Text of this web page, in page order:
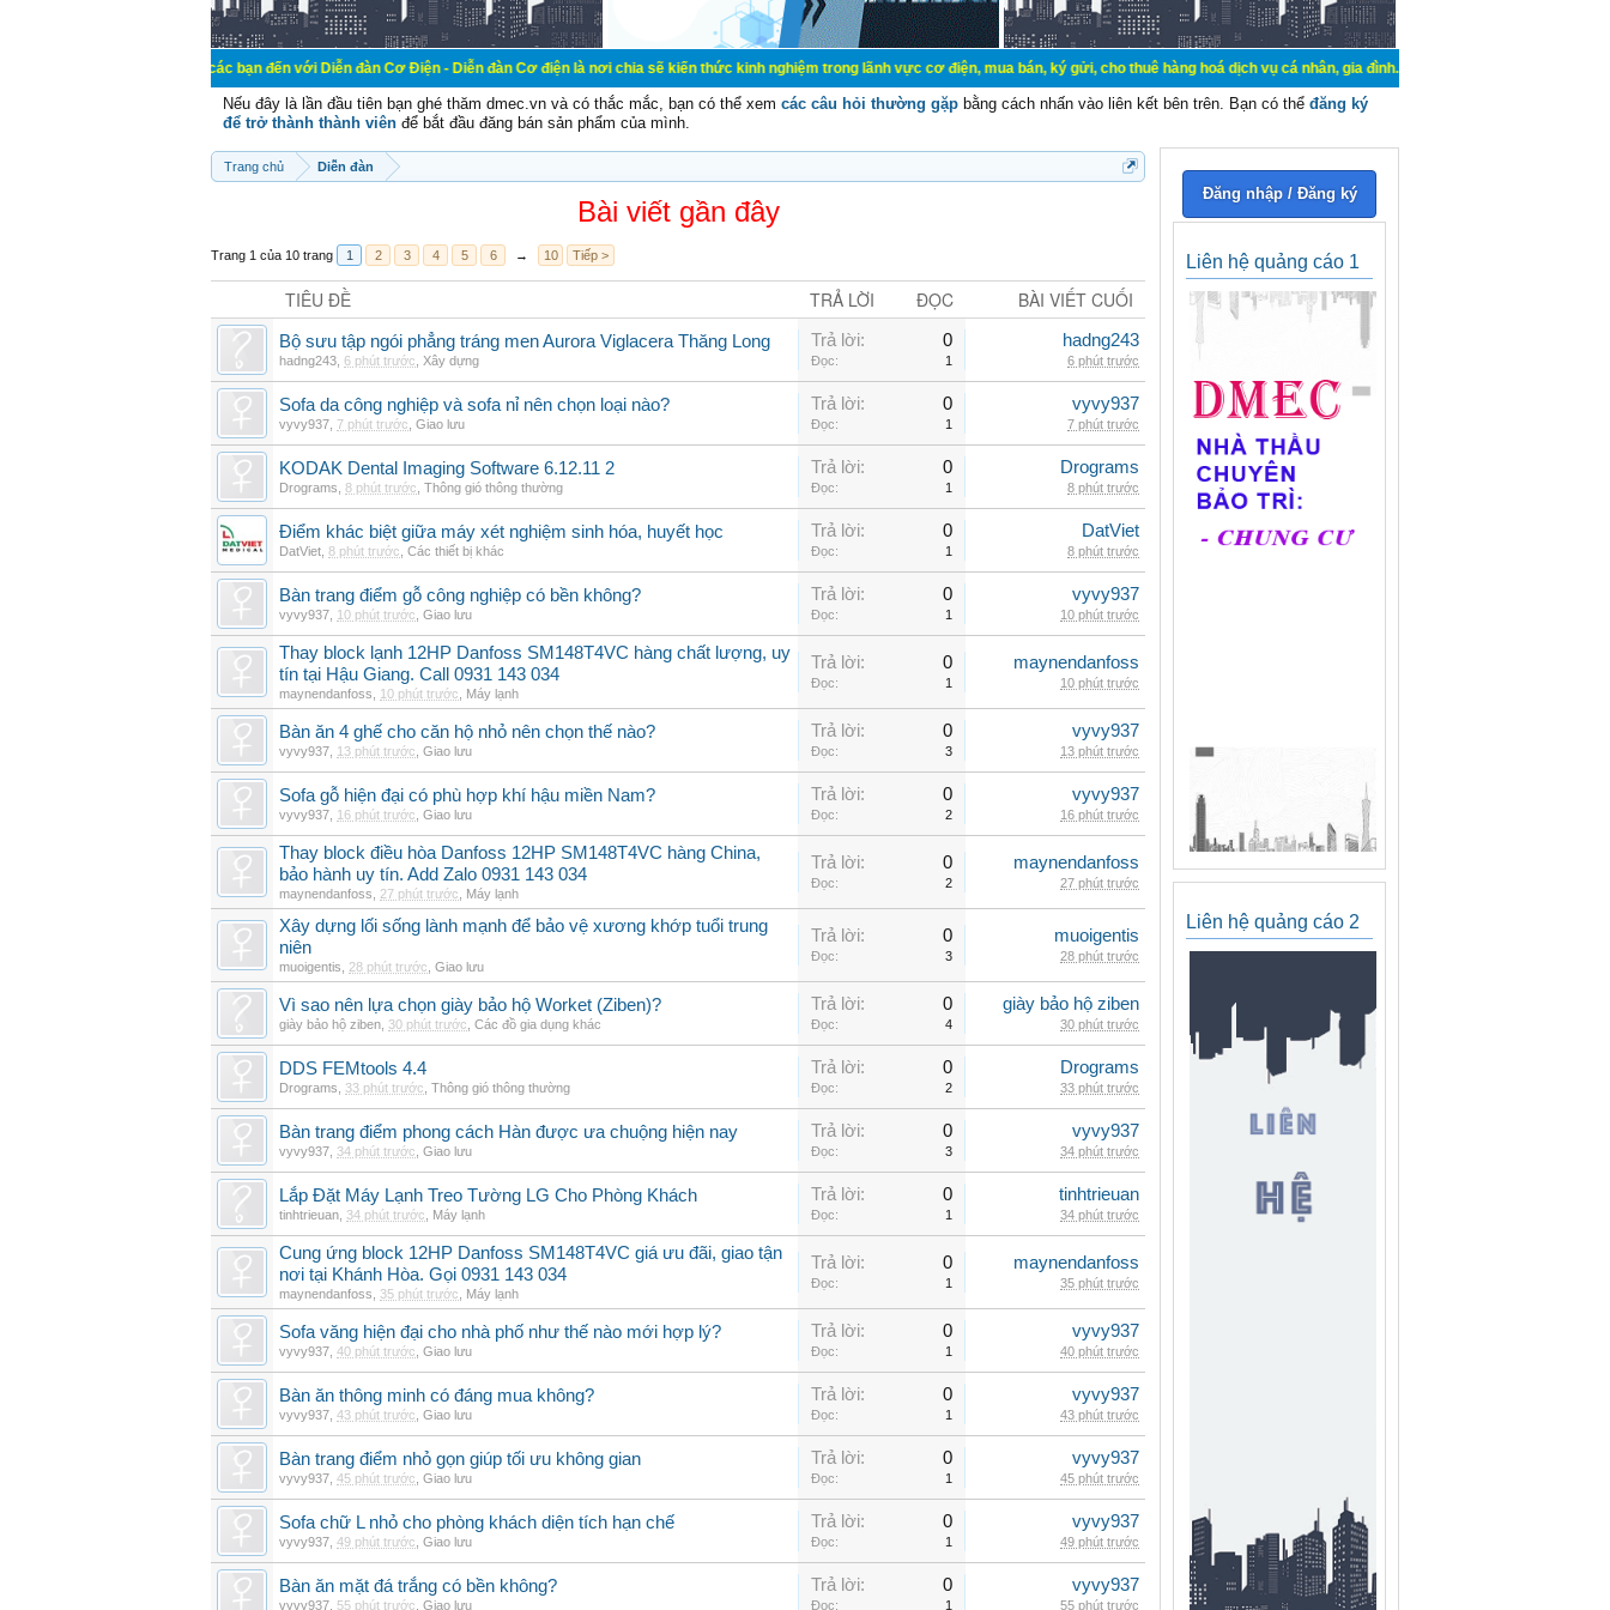
Chào mừng các bạn đến với Diễn đàn Cơ Điện - Diễn đàn Cơ điện là nơi chia sẽ kiến thức kinh nghiệm trong lãnh vực cơ điện, mua bán, ký gửi, cho thuê hàng hoá dịch vụ cá nhân, gia đình. Mua bán, ký gửi, cho thuê thiết bị hệ
Nếu đây là lần đầu tiên bạn ghé thăm dmec.vn và có thắc mắc, bạn có thể xem các câu hỏi thường gặp bằng cách nhấn vào liên kết bên trên. Bạn có thể đăng ký
để trở thành thành viên để bắt đầu đăng bán sản phẩm của mình.
Trang chủ Diễn đàn
Bài viết gần đây
Trang 1 của 10 trang 1 2 3 4 5 6 → 10 Tiếp >
TIÊU ĐỀ TRẢ LỜI ĐỌC BÀI VIẾT CUỐI
Bộ sưu tập ngói phẳng tráng men Aurora Viglacera Thăng Long
hadng243 6 phút trước Xây dựng
Trả lời: 0
Đọc: 1
hadng243
6 phút trước
Sofa da công nghiệp và sofa nỉ nên chọn loại nào?
vyvy937 7 phút trước Giao lưu
Trả lời: 0
Đọc: 1
vyvy937
7 phút trước
KODAK Dental Imaging Software 6.12.11 2
Drograms 8 phút trước Thông gió thông thường
Trả lời: 0
Đọc: 1
Drograms
8 phút trước
Điểm khác biệt giữa máy xét nghiệm sinh hóa, huyết học
DatViet 8 phút trước Các thiết bị khác
Trả lời: 0
Đọc: 1
DatViet
8 phút trước
Bàn trang điểm gỗ công nghiệp có bền không?
vyvy937 10 phút trước Giao lưu
Trả lời: 0
Đọc: 1
vyvy937
10 phút trước
Thay block lạnh 12HP Danfoss SM148T4VC hàng chất lượng, uy
tín tại Hậu Giang. Call 0931 143 034
maynendanfoss 10 phút trước Máy lạnh
Trả lời: 0
Đọc: 1
maynendanfoss
10 phút trước
Bàn ăn 4 ghế cho căn hộ nhỏ nên chọn thế nào?
vyvy937 13 phút trước Giao lưu
Trả lời: 0
Đọc: 3
vyvy937
13 phút trước
Sofa gỗ hiện đại có phù hợp khí hậu miền Nam?
vyvy937 16 phút trước Giao lưu
Trả lời: 0
Đọc: 2
vyvy937
16 phút trước
Thay block điều hòa Danfoss 12HP SM148T4VC hàng China,
bảo hành uy tín. Add Zalo 0931 143 034
maynendanfoss 27 phút trước Máy lạnh
Trả lời: 0
Đọc: 2
maynendanfoss
27 phút trước
Xây dựng lối sống lành mạnh để bảo vệ xương khớp tuổi trung
niên
muoigentis 28 phút trước Giao lưu
Trả lời: 0
Đọc: 3
muoigentis
28 phút trước
Vì sao nên lựa chọn giày bảo hộ Worket (Ziben)?
giày bảo hộ ziben 30 phút trước Các đồ gia dụng khác
Trả lời: 0
Đọc: 4
giày bảo hộ ziben
30 phút trước
DDS FEMtools 4.4
Drograms 33 phút trước Thông gió thông thường
Trả lời: 0
Đọc: 2
Drograms
33 phút trước
Bàn trang điểm phong cách Hàn được ưa chuộng hiện nay
vyvy937 34 phút trước Giao lưu
Trả lời: 0
Đọc: 3
vyvy937
34 phút trước
Lắp Đặt Máy Lạnh Treo Tường LG Cho Phòng Khách
tinhtrieuan 34 phút trước Máy lạnh
Trả lời: 0
Đọc: 1
tinhtrieuan
34 phút trước
Cung ứng block 12HP Danfoss SM148T4VC giá ưu đãi, giao tận
nơi tại Khánh Hòa. Gọi 0931 143 034
maynendanfoss 35 phút trước Máy lạnh
Trả lời: 0
Đọc: 1
maynendanfoss
35 phút trước
Sofa văng hiện đại cho nhà phố như thế nào mới hợp lý?
vyvy937 40 phút trước Giao lưu
Trả lời: 0
Đọc: 1
vyvy937
40 phút trước
Bàn ăn thông minh có đáng mua không?
vyvy937 43 phút trước Giao lưu
Trả lời: 0
Đọc: 1
vyvy937
43 phút trước
Bàn trang điểm nhỏ gọn giúp tối ưu không gian
vyvy937 45 phút trước Giao lưu
Trả lời: 0
Đọc: 1
vyvy937
45 phút trước
Sofa chữ L nhỏ cho phòng khách diện tích hạn chế
vyvy937 49 phút trước Giao lưu
Trả lời: 0
Đọc: 1
vyvy937
49 phút trước
Bàn ăn mặt đá trắng có bền không?
vyvy937 55 phút trước Giao lưu
Trả lời: 0
Đọc: 1
vyvy937
55 phút trước
Đăng nhập / Đăng ký
Liên hệ quảng cáo 1
Liên hệ quảng cáo 2